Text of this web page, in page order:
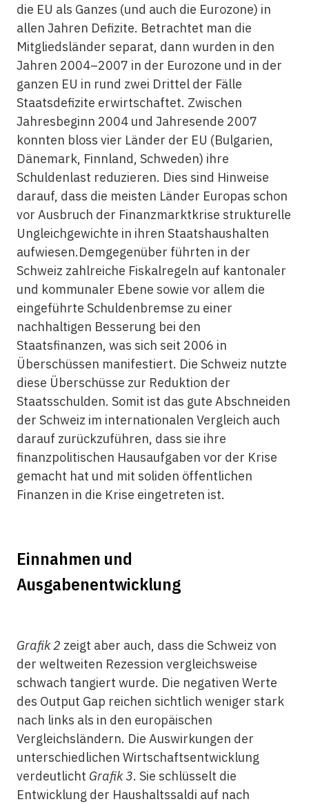
die EU als Ganzes (und auch die Eurozone) in
allen Jahren Defizite. Betrachtet man die
Mitgliedsländer separat, dann wurden in den
Jahren 2004–2007 in der Eurozone und in der
ganzen EU in rund zwei Drittel der Fälle
Staatsdefizite erwirtschaftet. Zwischen
Jahresbeginn 2004 und Jahresende 2007
konnten bloss vier Länder der EU (Bulgarien,
Dänemark, Finnland, Schweden) ihre
Schuldenlast reduzieren. Dies sind Hinweise
darauf, dass die meisten Länder Europas schon
vor Ausbruch der Finanzmarktkrise strukturelle
Ungleichgewichte in ihren Staatshaushalten
aufwiesen.Demgegenüber führten in der
Schweiz zahlreiche Fiskalregeln auf kantonaler
und kommunaler Ebene sowie vor allem die
eingeführte Schuldenbremse zu einer
nachhaltigen Besserung bei den
Staatsfinanzen, was sich seit 2006 in
Überschüssen manifestiert. Die Schweiz nutzte
diese Überschüsse zur Reduktion der
Staatsschulden. Somit ist das gute Abschneiden
der Schweiz im internationalen Vergleich auch
darauf zurückzuführen, dass sie ihre
finanzpolitischen Hausaufgaben vor der Krise
gemacht hat und mit soliden öffentlichen
Finanzen in die Krise eingetreten ist.
Einnahmen und
Ausgabenentwicklung
Grafik 2 zeigt aber auch, dass die Schweiz von
der weltweiten Rezession vergleichsweise
schwach tangiert wurde. Die negativen Werte
des Output Gap reichen sichtlich weniger stark
nach links als in den europäischen
Vergleichsländern. Die Auswirkungen der
unterschiedlichen Wirtschaftsentwicklung
verdeutlicht Grafik 3. Sie schlüsselt die
Entwicklung der Haushaltssaldi auf nach